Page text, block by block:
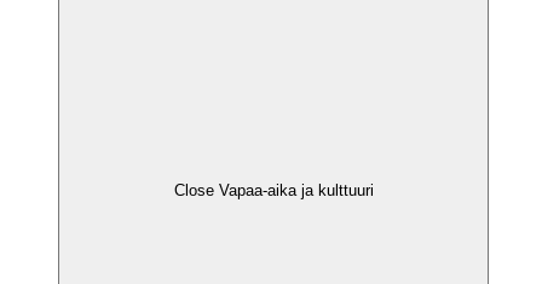
Close Vapaa-aika ja kulttuuri